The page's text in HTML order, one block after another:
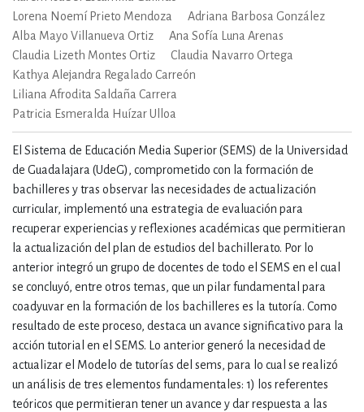
Lorena Noemí Prieto Mendoza
Adriana Barbosa González
Alba Mayo Villanueva Ortiz
Ana Sofía Luna Arenas
Claudia Lizeth Montes Ortiz
Claudia Navarro Ortega
Kathya Alejandra Regalado Carreón
Liliana Afrodita Saldaña Carrera
Patricia Esmeralda Huízar Ulloa
El Sistema de Educación Media Superior (SEMS) de la Universidad
de Guadalajara (UdeG), comprometido con la formación de
bachilleres y tras observar las necesidades de actualización
curricular, implementó una estrategia de evaluación para
recuperar experiencias y reflexiones académicas que permitieran
la actualización del plan de estudios del bachillerato. Por lo
anterior integró un grupo de docentes de todo el SEMS en el cual
se concluyó, entre otros temas, que un pilar fundamental para
coadyuvar en la formación de los bachilleres es la tutoría. Como
resultado de este proceso, destaca un avance significativo para la
acción tutorial en el SEMS. Lo anterior generó la necesidad de
actualizar el Modelo de tutorías del sems, para lo cual se realizó
un análisis de tres elementos fundamentales: 1) los referentes
teóricos que permitieran tener un avance y dar respuesta a las